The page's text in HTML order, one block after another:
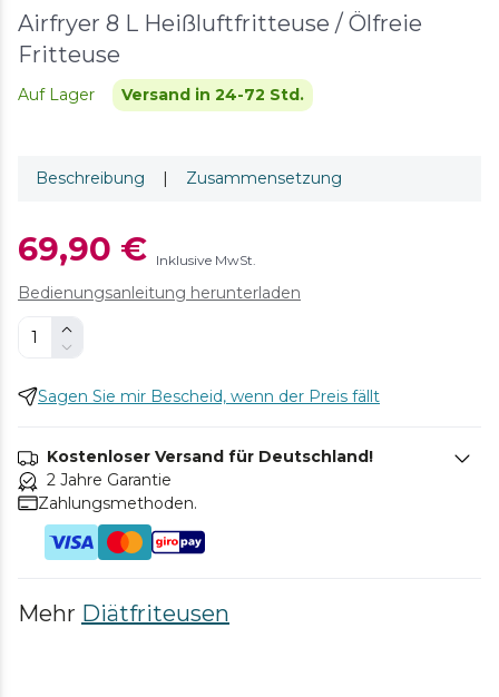
Airfryer 8 L Heißluftfritteuse / Ölfreie
Fritteuse
Auf Lager Versand in 24-72 Std.
Beschreibung | Zusammensetzung
69,90 € Inklusive MwSt.
Bedienungsanleitung herunterladen
Sagen Sie mir Bescheid, wenn der Preis fällt
Kostenloser Versand für Deutschland!
2 Jahre Garantie
Zahlungsmethoden.
Mehr Diätfriteusen